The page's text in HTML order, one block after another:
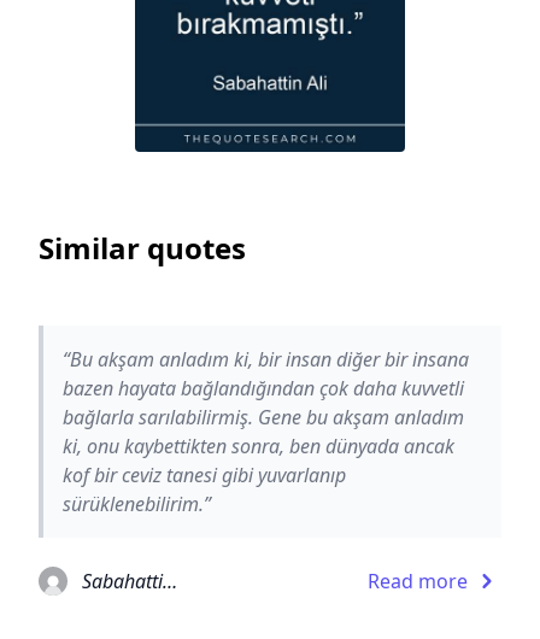
Similar quotes
“Bu akşam anladım ki, bir insan diğer bir insana
bazen hayata bağlandığından çok daha kuvvetli
bağlarla sarılabilirmiş. Gene bu akşam anladım
ki, onu kaybettikten sonra, ben dünyada ancak
kof bir ceviz tanesi gibi yuvarlanıp
sürüklenebilirim.”
Sabahattin Ali Read more